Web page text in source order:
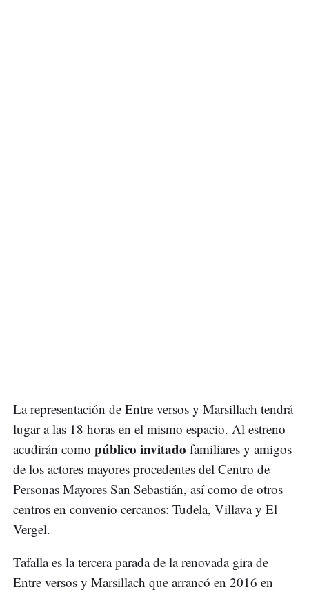
La representación de Entre versos y Marsillach tendrá
lugar a las 18 horas en el mismo espacio. Al estreno
acudirán como público invitado familiares y amigos
de los actores mayores procedentes del Centro de
Personas Mayores San Sebastián, así como de otros
centros en convenio cercanos: Tudela, Villava y El
Vergel.
Tafalla es la tercera parada de la renovada gira de
Entre versos y Marsillach que arrancó en 2016 en